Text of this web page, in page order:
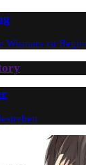
Wismars zu